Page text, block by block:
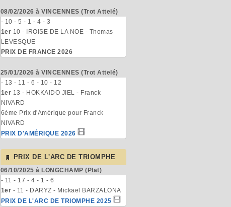
08/02/2026 à VINCENNES (Trot Attelé)
- 10 - 5 - 1 - 4 - 3
1er 10 - IROISE DE LA NOE - Thomas
LEVESQUE
PRIX DE FRANCE 2026
25/01/2026 à VINCENNES (Trot Attelé)
- 13 - 11 - 6 - 10 - 12
1er 13 - HOKKAIDO JIEL - Franck
NIVARD
6ème Prix d'Amérique pour Franck
NIVARD
PRIX D'AMÉRIQUE 2026
PRIX DE L'ARC DE TRIOMPHE
06/10/2025 à LONGCHAMP (Plat)
- 11 - 17 - 4 - 1 - 6
1er - 11 - DARYZ - Mickael BARZALONA
PRIX DE L'ARC DE TRIOMPHE 2025